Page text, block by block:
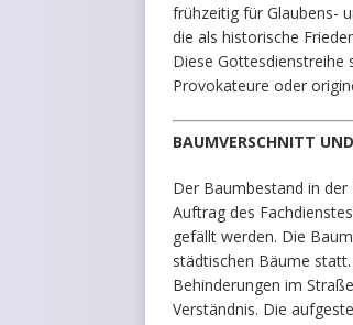
frühzeitig für Glaubens-
die als historische
Diese Gottesdienstreihe
Provokateure oder
BAUMVERSCHNITT
Der Baumbestand in
Auftrag des
gefällt werden. Die
städtischen Bäume
Behinderungen im
Verständnis. Die